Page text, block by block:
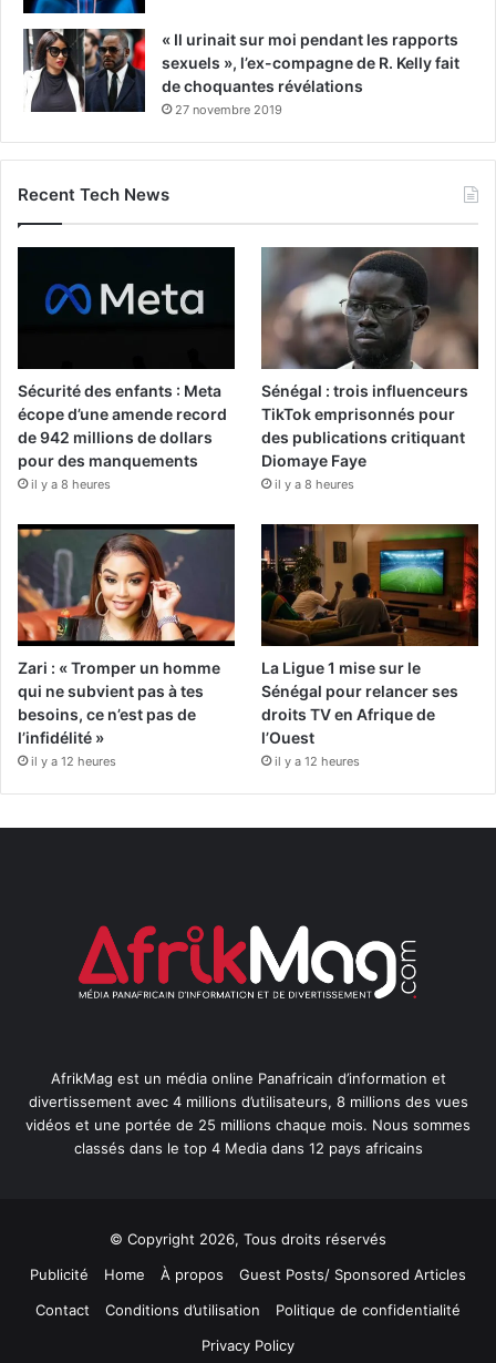
« Il urinait sur moi pendant les rapports
sexuels », l’ex-compagne de R. Kelly fait
de choquantes révélations
27 novembre 2019
Recent Tech News
Sécurité des enfants : Meta
écope d’une amende record
de 942 millions de dollars
pour des manquements
il y a 8 heures
Sénégal : trois influenceurs
TikTok emprisonnés pour
des publications critiquant
Diomaye Faye
il y a 8 heures
Zari : « Tromper un homme
qui ne subvient pas à tes
besoins, ce n’est pas de
l’infidélité »
il y a 12 heures
La Ligue 1 mise sur le
Sénégal pour relancer ses
droits TV en Afrique de
l’Ouest
il y a 12 heures
AfrikMag est un média online Panafricain d’information et
divertissement avec 4 millions d’utilisateurs, 8 millions des vues
vidéos et une portée de 25 millions chaque mois. Nous sommes
classés dans le top 4 Media dans 12 pays africains
© Copyright 2026, Tous droits réservés
Publicité
Home À propos
Guest Posts/ Sponsored Articles
Contact
Conditions d’utilisation
Politique de confidentialité
Privacy Policy